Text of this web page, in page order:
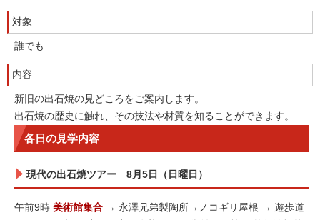
対象
誰でも
内容
新旧の出石焼の見どころをご案内します。
出石焼の歴史に触れ、その技法や材質を知ることができます。
各日の見学内容
現代の出石焼ツアー 8月5日（日曜日）
午前9時 美術館集合 → 永澤兄弟製陶所→ノコギリ屋根 → 遊歩道